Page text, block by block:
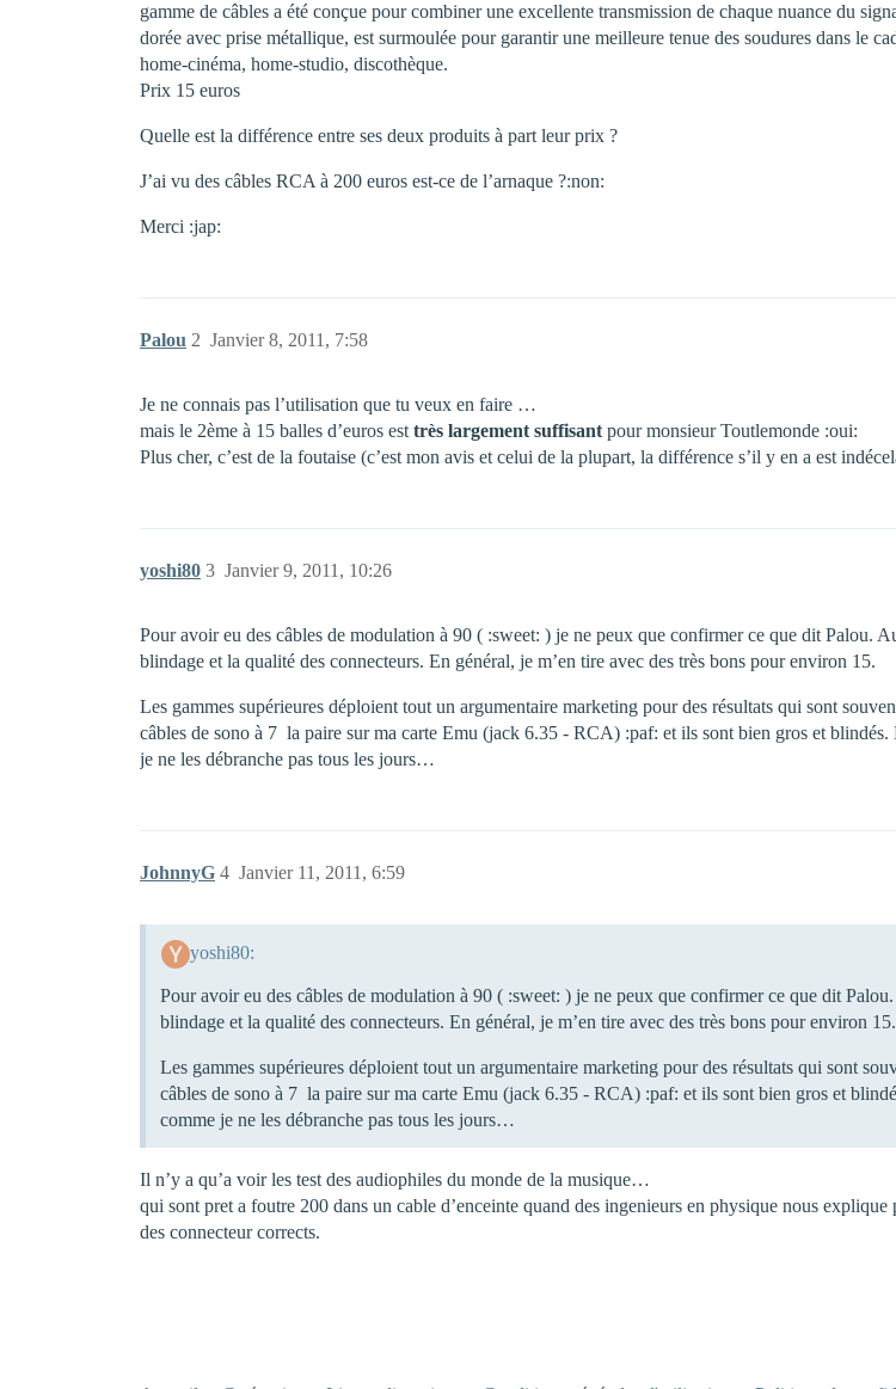
gamme de câbles a été conçue pour combiner une excellente transmission de chaque nuance du
dorée avec prise métallique, est surmoulée pour garantir une meilleure tenue des soudures dans le
home-cinéma, home-studio, discothèque.
Prix 15 euros
Quelle est la différence entre ses deux produits à part leur prix ?
J’ai vu des câbles RCA à 200 euros est-ce de l’arnaque ?:non:
Merci :jap:
Palou Janvier 8, 2011, 7:58
2
Je ne connais pas l’utilisation que tu veux en faire …
mais le 2ème à 15 balles d’euros est très largement suffisant pour monsieur Toutlemonde :oui:
Plus cher, c’est de la foutaise (c’est mon avis et celui de la plupart, la différence s’il y en a est
yoshi80 Janvier 9, 2011, 10:26
3
Pour avoir eu des câbles de modulation à 90 ( :sweet: ) je ne peux que confirmer ce que dit Palou.
blindage et la qualité des connecteurs. En général, je m’en tire avec des très bons pour environ 15.
Les gammes supérieures déploient tout un argumentaire marketing pour des résultats qui sont
câbles de sono à 7  la paire sur ma carte Emu (jack 6.35 - RCA) :paf: et ils sont bien gros et
je ne les débranche pas tous les jours…
JohnnyG Janvier 11, 2011, 6:59
4
yoshi80:
Pour avoir eu des câbles de modulation à 90 ( :sweet: ) je ne peux que confirmer ce que dit
blindage et la qualité des connecteurs. En général, je m’en tire avec des très bons pour environ 15.
Les gammes supérieures déploient tout un argumentaire marketing pour des résultats qui sont
câbles de sono à 7  la paire sur ma carte Emu (jack 6.35 - RCA) :paf: et ils sont bien gros et
comme je ne les débranche pas tous les jours…
Il n’y a qu’a voir les test des audiophiles du monde de la musique…
qui sont pret a foutre 200 dans un cable d’enceinte quand des ingenieurs en physique nous
des connecteur corrects.